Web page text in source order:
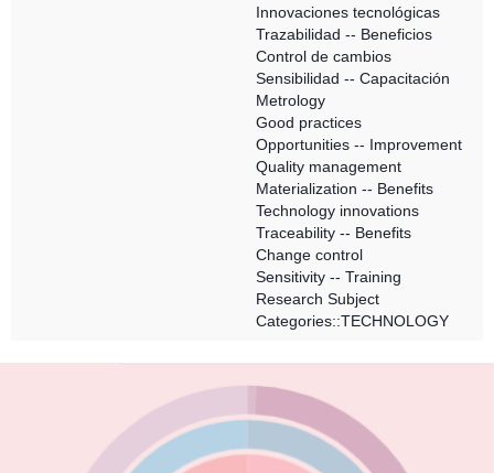
Innovaciones tecnológicas
Trazabilidad -- Beneficios
Control de cambios
Sensibilidad -- Capacitación
Metrology
Good practices
Opportunities -- Improvement
Quality management
Materialization -- Benefits
Technology innovations
Traceability -- Benefits
Change control
Sensitivity -- Training
Research Subject
Categories::TECHNOLOGY